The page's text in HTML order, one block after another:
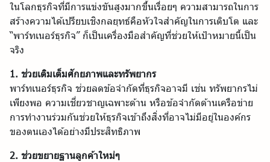
ในโลกธุรกิจที่มีการแข่งขันสูงมากขึ้นเรื่อยๆ ความสามารถในการ
สร้างความได้เปรียบเชิงกลยุทธ์คือหัวใจสำคัญในการเติบโต และ
“พาร์ทเนอร์ธุรกิจ” ก็เป็นเครื่องมือสำคัญที่ช่วยให้เป้าหมายนี้เป็น
จริง
1. ช่วยเติมเต็มศักยภาพและทรัพยากร
พาร์ทเนอร์ธุรกิจ ช่วยลดข้อจำกัดที่ธุรกิจอาจมี เช่น ทรัพยากรไม่
เพียงพอ ความเชี่ยวชาญเฉพาะด้าน หรือข้อจำกัดด้านเครือข่าย
การทำงานร่วมกันช่วยให้ธุรกิจเข้าถึงสิ่งที่อาจไม่มีอยู่ในองค์กร
ของตนเองได้อย่างมีประสิทธิภาพ
2. ช่วยขยายฐานลูกค้าใหม่ๆ